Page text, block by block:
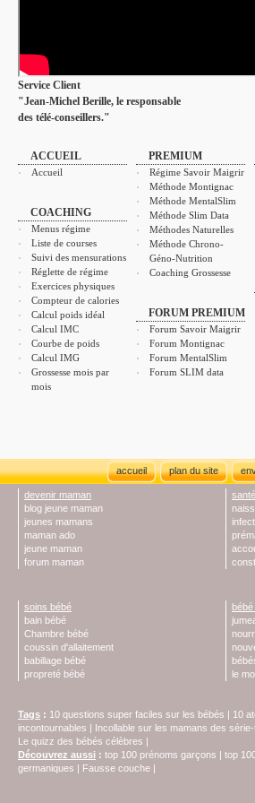
Service Client
"Jean-Michel Berille, le responsable
des télé-conseillers."
ACCUEIL
Accueil
COACHING
Menus régime
Liste de courses
Suivi des mensurations
Réglette de régime
Exercices physiques
Compteur de calories
Calcul poids idéal
Calcul IMC
Courbe de poids
Calcul IMG
Grossesse mois par
mois
PREMIUM
Régime Savoir Maigrir
Méthode Montignac
Méthode MentalSlim
Méthode Slim Data
Méthodes Naturelles
Méthode Chrono-
Géno-Nutrition
Coaching Grossesse
FORUM PREMIUM
Forum Savoir Maigrir
Forum Montignac
Forum MentalSlim
Forum SLIM data
accueil plan du site
devenir maman
blog jeune maman
jeunes mamans
maman ado
jeune maman
forum maman
soins bébé
bain bébé
Chambre bébé
coussin d'allaitement
babillage bébé
propreté bébé
le
Tags : 10 questions super faciles sur les bébés | 10
incontournables | Incollable sur les mamans des
Le quizz des bébés célèbres |
Découvrez aussi : top 100 prénoms garçons | top
germaniques | Fausse couche |